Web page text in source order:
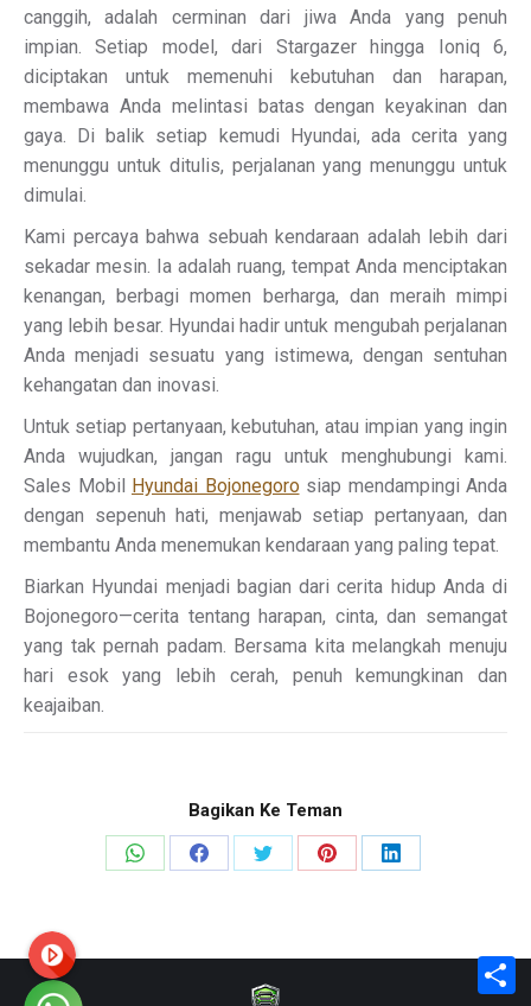
canggih, adalah cerminan dari jiwa Anda yang penuh
impian. Setiap model, dari Stargazer hingga Ioniq 6,
diciptakan untuk memenuhi kebutuhan dan harapan,
membawa Anda melintasi batas dengan keyakinan dan
gaya. Di balik setiap kemudi Hyundai, ada cerita yang
menunggu untuk ditulis, perjalanan yang menunggu untuk
dimulai.
Kami percaya bahwa sebuah kendaraan adalah lebih dari
sekadar mesin. Ia adalah ruang, tempat Anda menciptakan
kenangan, berbagi momen berharga, dan meraih mimpi
yang lebih besar. Hyundai hadir untuk mengubah perjalanan
Anda menjadi sesuatu yang istimewa, dengan sentuhan
kehangatan dan inovasi.
Untuk setiap pertanyaan, kebutuhan, atau impian yang ingin
Anda wujudkan, jangan ragu untuk menghubungi kami.
Sales Mobil Hyundai Bojonegorosiap mendampingi Anda
dengan sepenuh hati, menjawab setiap pertanyaan, dan
membantu Anda menemukan kendaraan yang paling tepat.
Biarkan Hyundai menjadi bagian dari cerita hidup Anda di
Bojonegoro—cerita tentang harapan, cinta, dan semangat
yang tak pernah padam. Bersama kita melangkah menuju
hari esok yang lebih cerah, penuh kemungkinan dan
keajaiban.
Bagikan Ke Teman
Share
Share
Share
Share
Share